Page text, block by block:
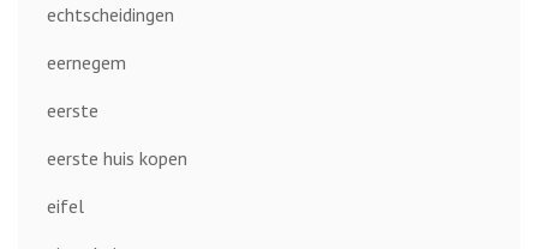
echtscheidingen
eernegem
eerste
eerste huis kopen
eifel